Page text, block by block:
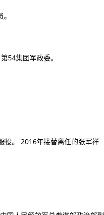
54集团军政委。
役。 2016年接替离任的张军祥